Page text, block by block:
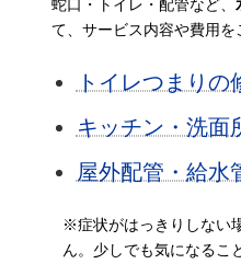
蛇口・トイレ・配管など、
て、サービス内容や費用を
トイレつまりの
キッチン・洗面
屋外配管・給水
※症状がはっきりしない
ん。 少しでも気になるこ